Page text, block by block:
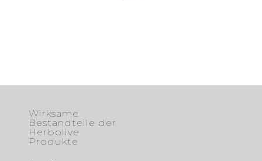
Wirksame
Bestandteile der
Herbolive
Produkte